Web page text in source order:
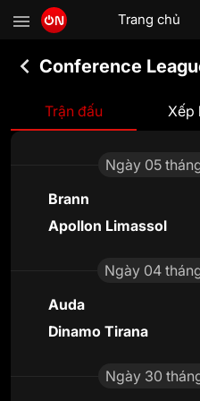
Trang chủ
Conference
Trận đấu Xếp
Ngày 05
Brann
Apollon Limassol
Ngày 04
Auda
Dinamo Tirana
Ngày 30